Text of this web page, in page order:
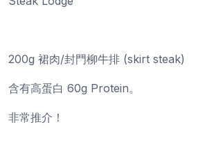
200g 裙肉/封門柳牛排 (skirt steak)
含有高蛋白 60g Protein。
非常推介！